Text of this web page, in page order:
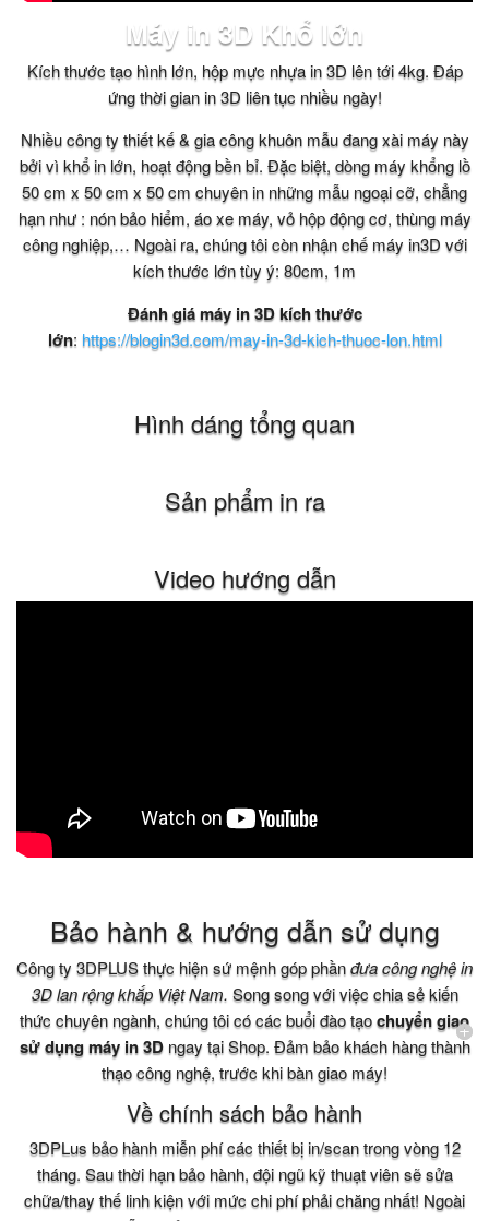
Máy in 3D Khổ lớn
Kích thước tạo hình lớn, hộp mực nhựa in 3D lên tới 4kg. Đáp
ứng thời gian in 3D liên tục nhiều ngày!
Nhiều công ty thiết kế & gia công khuôn mẫu đang xài máy này
bởi vì khổ in lớn, hoạt động bền bỉ. Đặc biệt, dòng máy khổng lồ
50 cm x 50 cm x 50 cm chuyên in những mẫu ngoại cỡ, chẳng
hạn như : nón bảo hiểm, áo xe máy, vỏ hộp động cơ, thùng máy
công nghiệp,… Ngoài ra, chúng tôi còn nhận chế máy in3D với
kích thước lớn tùy ý: 80cm, 1m
Đánh giá máy in 3D kích thước
lớn: https://blogin3d.com/may-in-3d-kich-thuoc-lon.html
Hình dáng tổng quan
Sản phẩm in ra
Video hướng dẫn
Bảo hành & hướng dẫn sử dụng
Công ty 3DPLUS thực hiện sứ mệnh góp phầnđưa công nghệ in
3D lan rộng khắp Việt Nam. Song song với việc chia sẻ kiến
thức chuyên ngành, chúng tôi có các buổi đào tạochuyển giao
sử dụng máy in 3Dngay tại Shop. Đảm bảo khách hàng thành
thạo công nghệ, trước khi bàn giao máy!
Về chính sách bảo hành
3DPLus bảo hành miễn phí các thiết bị in/scan trong vòng 12
tháng. Sau thời hạn bảo hành, đội ngũ kỹ thuạt viên sẽ sửa
chữa/thay thế linh kiện với mức chi phí phải chăng nhất! Ngoài